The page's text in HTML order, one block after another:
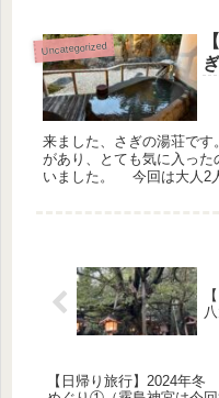
Uncategorized
来ました、さぎの湯荘で
があり、とても気に入っ
いました。 今回は大人2
【日帰り旅行】2024年冬